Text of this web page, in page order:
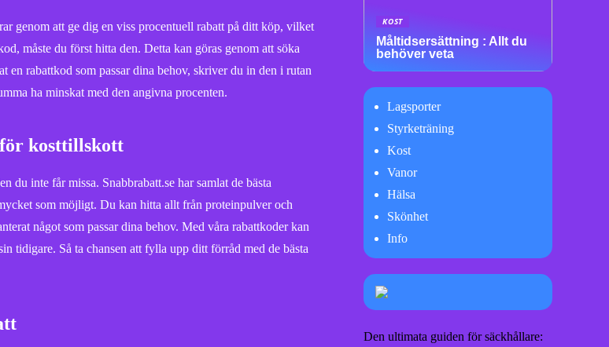
genom att ge dig en viss procentuell rabatt på ditt köp, vilket
måste du först hitta den. Detta kan göras genom att söka
rabattkod som passar dina behov, skriver du in den i rutan
ha minskat med den angivna procenten.
för kosttillskott
du inte får missa. Snabbrabatt.se har samlat de bästa
som möjligt. Du kan hitta allt från proteinpulver och
något som passar dina behov. Med våra rabattkoder kan
tidigare. Så ta chansen att fylla upp ditt förråd med de bästa
KOST
Måltidsersättning : Allt du
behöver veta
Lagsporter
Styrketräning
Kost
Vanor
Hälsa
Skönhet
Info
Den ultimata guiden för säckhållare: